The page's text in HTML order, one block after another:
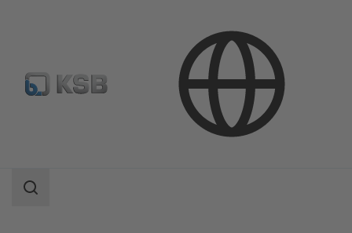
Catálogo de productos
Área